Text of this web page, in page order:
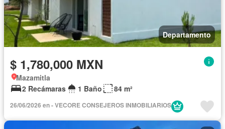
Departamento
$ 1,780,000 MXN
Mazamitla
2 Recámaras
1 Baño 84 m²
26/06/2026 en - VECORE CONSEJEROS INMOBILIARIOS